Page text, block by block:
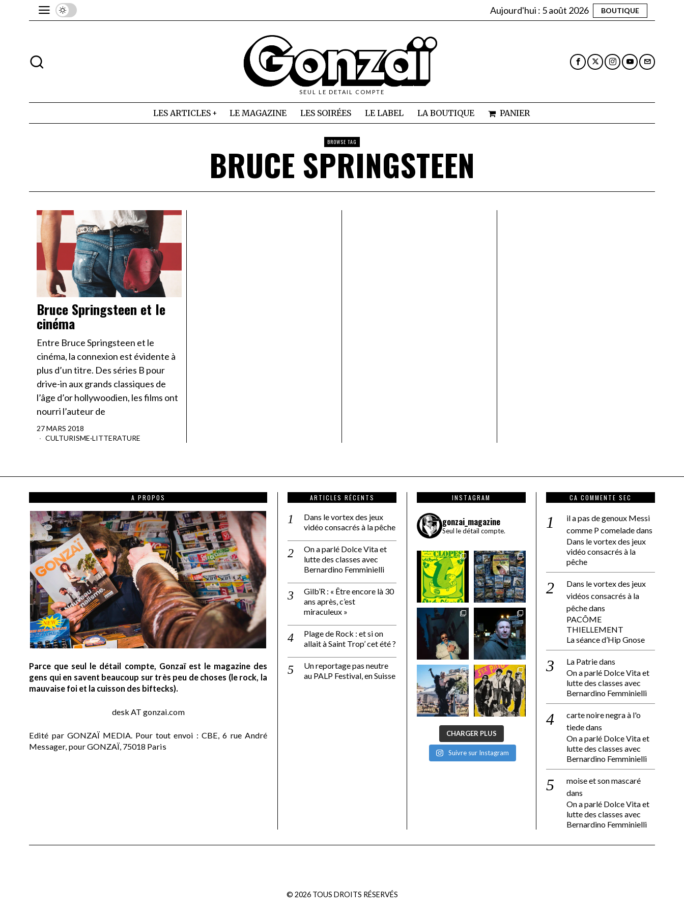
Aujourd'hui : 5 août 2026 BOUTIQUE
SEUL LE DETAIL COMPTE
LES ARTICLES LE MAGAZINE LES SOIRÉES LE LABEL LA BOUTIQUE PANIER
BROWSE TAG
BRUCE SPRINGSTEEN
Bruce Springsteen et le
cinéma
Entre Bruce Springsteen et le
cinéma, la connexion est évidente à
plus d’un titre. Des séries B pour
drive-in aux grands classiques de
l’âge d’or hollywoodien, les films ont
nourri l’auteur de
27 MARS 2018
CULTURISME·LITTERATURE
A PROPOS
Parce que seul le détail compte, Gonzaï est le magazine des
gens qui en savent beaucoup sur très peu de choses (le rock, la
mauvaise foi et la cuisson des biftecks).
desk AT gonzai.com
Edité par GONZAÏ MEDIA. Pour tout envoi : CBE, 6 rue André
Messager, pour GONZAÏ, 75018 Paris
ARTICLES RÉCENTS
Dans le vortex des jeux
vidéo consacrés à la pêche
On a parlé Dolce Vita et
lutte des classes avec
Bernardino Femminielli
Gilb’R : « Être encore là 30
ans après, c’est
miraculeux »
Plage de Rock : et si on
allait à Saint Trop’ cet été ?
Un reportage pas neutre
au PALP Festival, en Suisse
INSTAGRAM
gonzai_magazine
Seul le détail compte.
CHARGER PLUS
Suivre sur Instagram
CA COMMENTE SEC
il a pas de genoux Messi
comme P comeladedans
Dans le vortex des jeux
vidéo consacrés à la
pêche
Dans le vortex des jeux
vidéos consacrés à la
pêchedans
PACÔME
THIELLEMENT
La séance d’Hip Gnose
La Patriedans
On a parlé Dolce Vita et
lutte des classes avec
Bernardino Femminielli
carte noire negra à l'o
tiededans
On a parlé Dolce Vita et
lutte des classes avec
Bernardino Femminielli
moise et son mascaré
dans
On a parlé Dolce Vita et
lutte des classes avec
Bernardino Femminielli
© 2026TOUS DROITS RÉSERVÉS